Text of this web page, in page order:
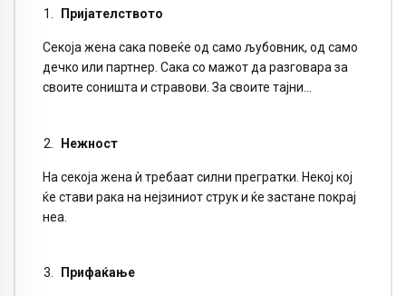
Пријателството
Секоја жена сака повеќе од само љубовник, од само
дечко или партнер. Сака со мажот да разговара за
своите соништа и стравови. За своите тајни…
Нежност
На секоја жена ѝ требаат силни прегратки. Некој кој
ќе стави рака на нејзиниот струк и ќе застане покрај
неа.
Прифаќање